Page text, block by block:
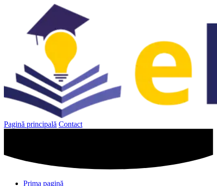
Pagină principală Contact
Prima pagină